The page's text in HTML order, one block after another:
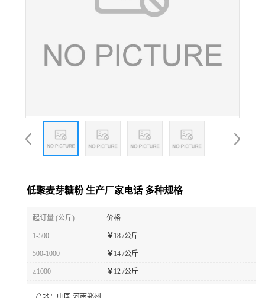
低聚麦芽糖粉 生产厂家电话 多种规格
起订量 (公斤) 价格
1-500 ￥ 18 /公斤
500-1000 ￥ 14 /公斤
≥1000 ￥ 12 /公斤